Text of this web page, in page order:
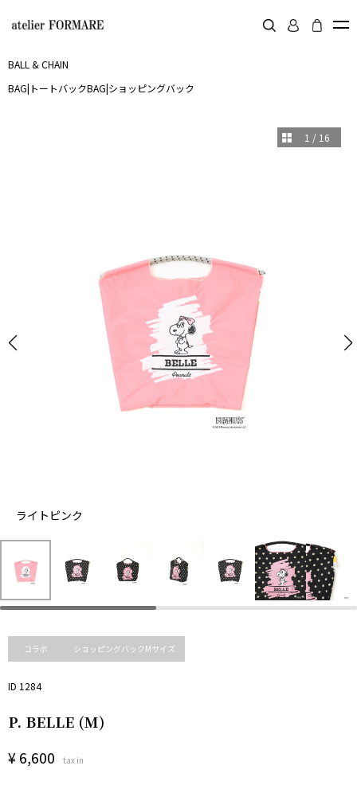
BALL & CHAIN
BAG| トートバックBAG|ショッピングバック
コラボ ショッピングバックMサイズ
ID 1284
P. BELLE (M)
¥6,600 tax in
1 / 16
ライトピンク